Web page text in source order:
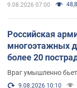
9.08.2026 07:00
Российская
многоэтажных
более 20
Враг умышленно
9.08.2026 10:10